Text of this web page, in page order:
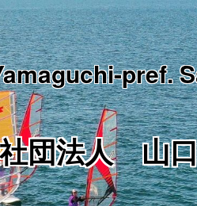
pref.
団法人 山